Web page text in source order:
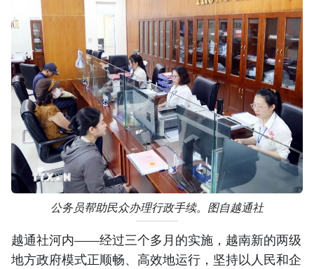
公务员帮助民众办理行政手续。图自越通社
越通社河内——经过三个多月的实施，越南新的两级
地方政府模式正顺畅、高效地运行，坚持以人民和企